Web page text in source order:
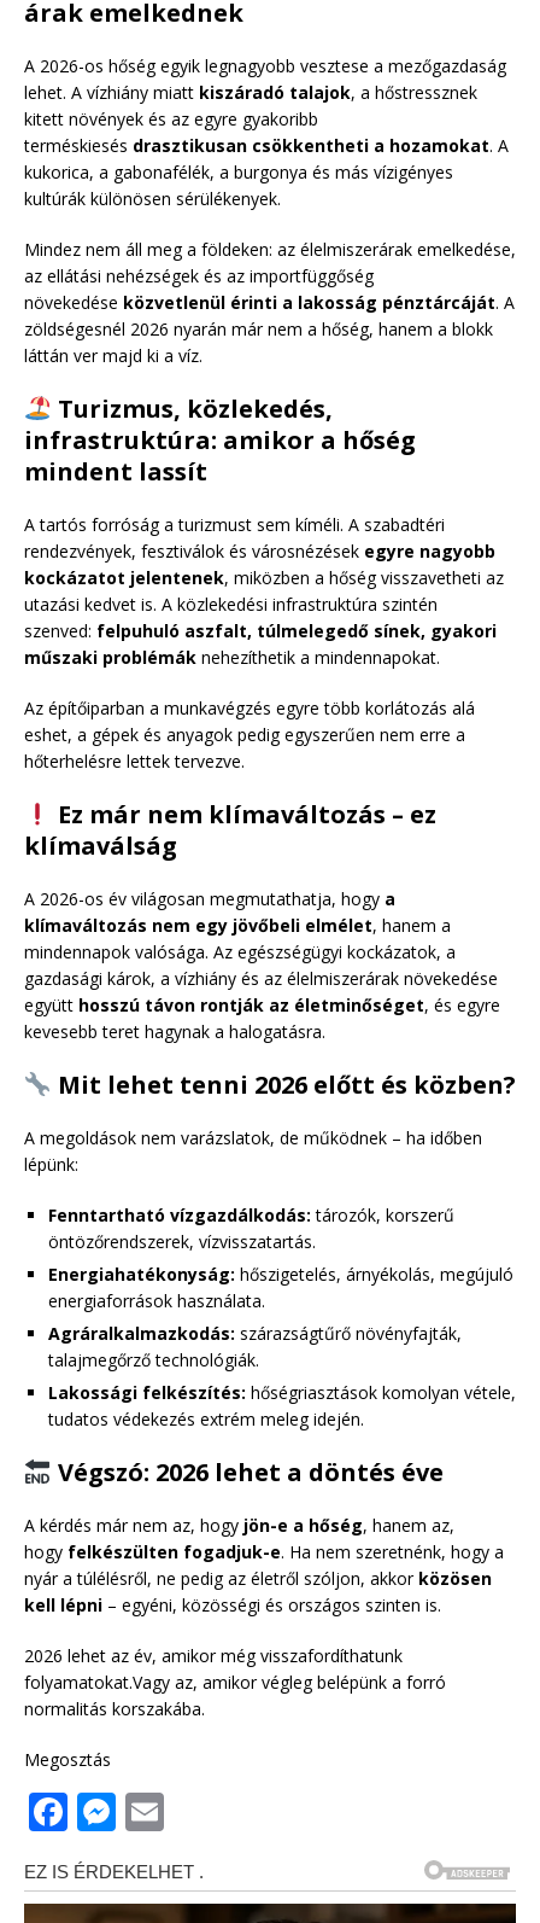
árak emelkednek
A 2026-os hőség egyik legnagyobb vesztese a mezőgazdaság
lehet. A vízhiány miatt kiszáradó talajok, a hőstressznek
kitett növények és az egyre gyakoribb
terméskiesés drasztikusan csökkentheti a hozamokat. A
kukorica, a gabonafélék, a burgonya és más vízigényes
kultúrák különösen sérülékenyek.
Mindez nem áll meg a földeken: az élelmiszerárak emelkedése,
az ellátási nehézségek és az importfüggőség
növekedése közvetlenül érinti a lakosság pénztárcáját. A
zöldségesnél 2026 nyarán már nem a hőség, hanem a blokk
láttán ver majd ki a víz.
Turizmus, közlekedés,
infrastruktúra: amikor a hőség
mindent lassít
A tartós forróság a turizmust sem kíméli. A szabadtéri
rendezvények, fesztiválok és városnézések egyre nagyobb
kockázatot jelentenek, miközben a hőség visszavetheti az
utazási kedvet is. A közlekedési infrastruktúra szintén
szenved: felpuhuló aszfalt, túlmelegedő sínek, gyakori
műszaki problémák nehezíthetik a mindennapokat.
Az építőiparban a munkavégzés egyre több korlátozás alá
eshet, a gépek és anyagok pedig egyszerűen nem erre a
hőterhelésre lettek tervezve.
Ez már nem klímaváltozás – ez
klímaválság
A 2026-os év világosan megmutathatja, hogy a
klímaváltozás nem egy jövőbeli elmélet, hanem a
mindennapok valósága. Az egészségügyi kockázatok, a
gazdasági károk, a vízhiány és az élelmiszerárak növekedése
együtt hosszú távon rontják az életminőséget, és egyre
kevesebb teret hagynak a halogatásra.
Mit lehet tenni 2026 előtt és közben?
A megoldások nem varázslatok, de működnek – ha időben
lépünk:
Fenntartható vízgazdálkodás: tározók, korszerű
öntözőrendszerek, vízvisszatartás.
Energiahatékonyság: hőszigetelés, árnyékolás, megújuló
energiaforrások használata.
Agráralkalmazkodás: szárazságtűrő növényfajták,
talajmegőrző technológiák.
Lakossági felkészítés: hőségriasztások komolyan vétele,
tudatos védekezés extrém meleg idején.
Végszó: 2026 lehet a döntés éve
A kérdés már nem az, hogy jön-e a hőség, hanem az,
hogy felkészülten fogadjuk-e. Ha nem szeretnénk, hogy a
nyár a túlélésről, ne pedig az életről szóljon, akkor közösen
kell lépni – egyéni, közösségi és országos szinten is.
2026 lehet az év, amikor még visszafordíthatunk
folyamatokat.Vagy az, amikor végleg belépünk a forró
normalitás korszakába.
Megosztás
F
a
c
M
ssai